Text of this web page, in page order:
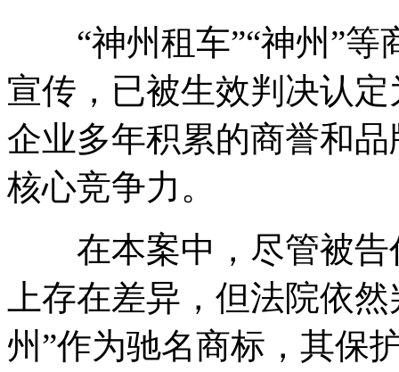
“神州租车”“神州”等
宣传，已被生效判决认
企业多年积累的商誉和
核心竞争力。
在本案中，尽管被告
上存在差异，但法院依
州”作为驰名商标，其保